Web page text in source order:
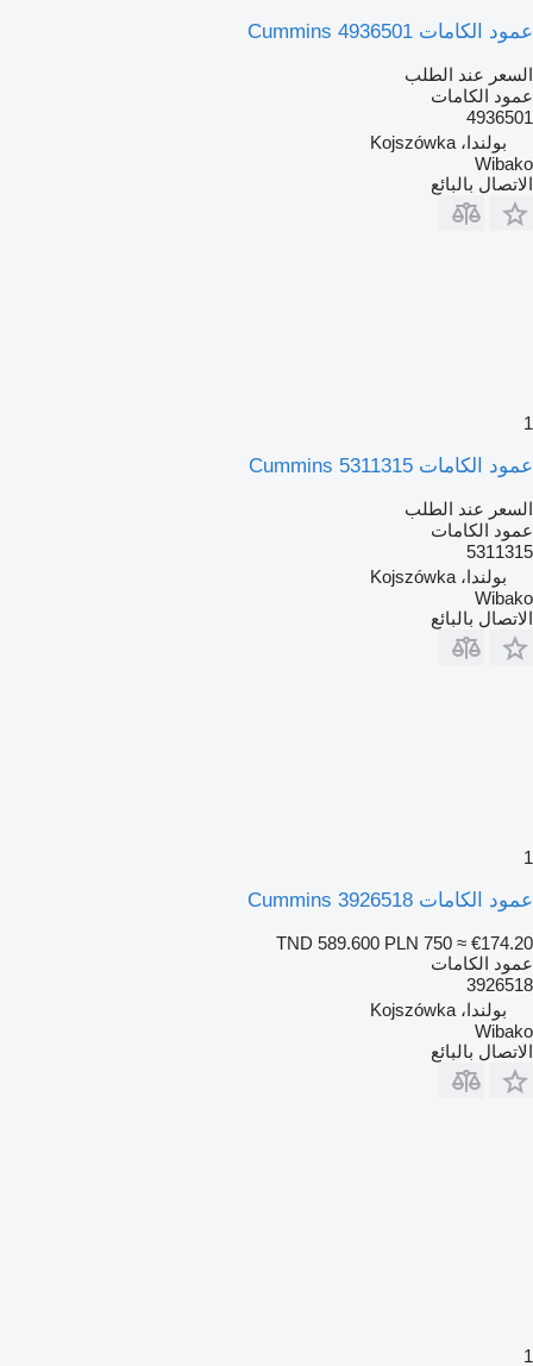
عمود الكامات Cummins 4936501
السعر عند الطلب
عمود الكامات
4936501
بولندا، Kojszówka
Wibako
الاتصال بالبائع
1
عمود الكامات Cummins 5311315
السعر عند الطلب
عمود الكامات
5311315
بولندا، Kojszówka
Wibako
الاتصال بالبائع
1
عمود الكامات Cummins 3926518
TND 589.600 PLN 750 ≈ €174.20
عمود الكامات
3926518
بولندا، Kojszówka
Wibako
الاتصال بالبائع
1